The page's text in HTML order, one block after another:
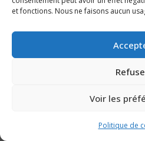
et fonctions. Nous ne faisons aucun
Voir les
Politique de
Politique de
2026 Collège Édouard
WordPress &